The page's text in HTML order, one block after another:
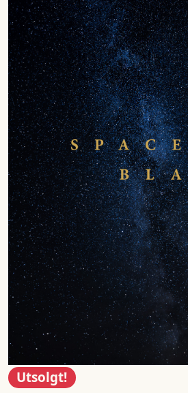
Utsolgt!